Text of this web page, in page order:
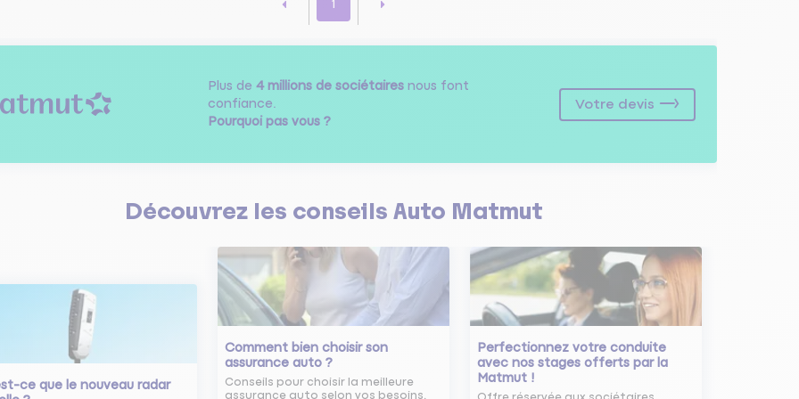
1
Plus de 4 millions de sociétairesnous font
confiance.
Pourquoi pas vous ?
Votre devis
Découvrez les conseils Auto Matmut
ce que le nouveau radar
Comment bien choisir son
assurance auto ?
Conseils pour choisir la meilleure
assurance auto selon vos besoins.
Perfectionnez votre conduite
avec nos stages offerts par la
Matmut !